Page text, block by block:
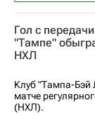
Национальная
Вашингтон
Александр
Гол с
"Тампе"
НХЛ
Клуб "Тампа-Бэй
матче
(НХЛ).